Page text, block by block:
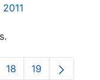
TAB to navigate.
Page
18 Page
19